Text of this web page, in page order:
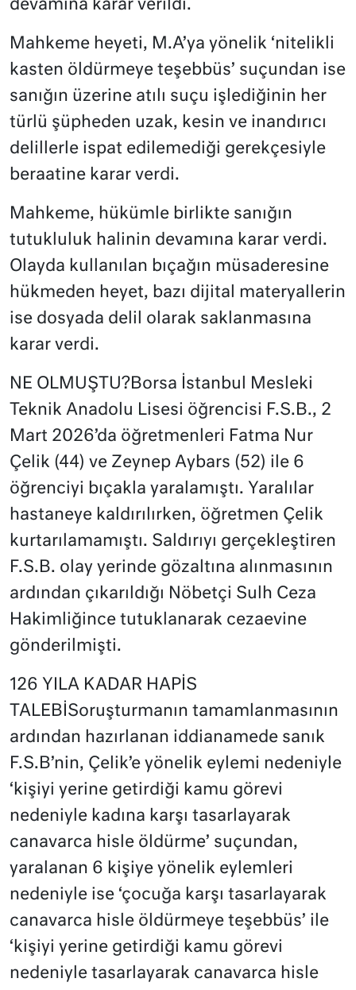
devamına karar verildi.
Mahkeme heyeti, M.A’ya yönelik ‘nitelikli
kasten öldürmeye teşebbüs’ suçundan ise
sanığın üzerine atılı suçu işlediğinin her
türlü şüpheden uzak, kesin ve inandırıcı
delillerle ispat edilemediği gerekçesiyle
beraatine karar verdi.
Mahkeme, hükümle birlikte sanığın
tutukluluk halinin devamına karar verdi.
Olayda kullanılan bıçağın müsaderesine
hükmeden heyet, bazı dijital materyallerin
ise dosyada delil olarak saklanmasına
karar verdi.
NE OLMUŞTU?Borsa İstanbul Mesleki
Teknik Anadolu Lisesi öğrencisi F.S.B., 2
Mart 2026’da öğretmenleri Fatma Nur
Çelik (44) ve Zeynep Aybars (52) ile 6
öğrenciyi bıçakla yaralamıştı. Yaralılar
hastaneye kaldırılırken, öğretmen Çelik
kurtarılamamıştı. Saldırıyı gerçekleştiren
F.S.B. olay yerinde gözaltına alınmasının
ardından çıkarıldığı Nöbetçi Sulh Ceza
Hakimliğince tutuklanarak cezaevine
gönderilmişti.
126 YILA KADAR HAPİS
TALEBİSoruşturmanın tamamlanmasının
ardından hazırlanan iddianamede sanık
F.S.B’nin, Çelik’e yönelik eylemi nedeniyle
‘kişiyi yerine getirdiği kamu görevi
nedeniyle kadına karşı tasarlayarak
canavarca hisle öldürme’ suçundan,
yaralanan 6 kişiye yönelik eylemleri
nedeniyle ise ‘çocuğa karşı tasarlayarak
canavarca hisle öldürmeye teşebbüs’ ile
‘kişiyi yerine getirdiği kamu görevi
nedeniyle tasarlayarak canavarca hisle